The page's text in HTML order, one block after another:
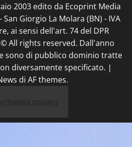
2003 edito da Ecoprint Media
San Giorgio La Molara (BN) - IVA
ai sensi dell'art. 74 del DPR
All rights reserved. Dall'anno
sono di pubblico dominio tratte
diversamente specificato. |
di AF themes.
privacy